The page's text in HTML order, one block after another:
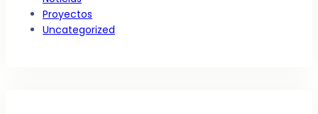
Proyectos
Uncategorized